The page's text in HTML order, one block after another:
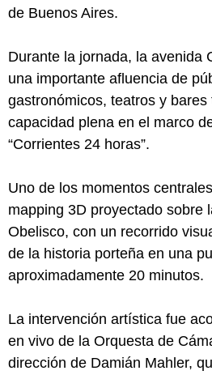
de Buenos Aires.
Durante la jornada, la avenida
una importante afluencia de
gastronómicos, teatros y bares
capacidad plena en el marco
“Corrientes 24 horas”.
Uno de los momentos
mapping 3D proyectado sobre
Obelisco, con un recorrido
de la historia porteña en una
aproximadamente 20 minutos.
La intervención artística fue
en vivo de la Orquesta de
dirección de Damián Mahler,